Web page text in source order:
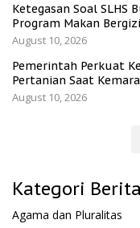
Ketegasan Soal
Program Makan
August 10, 2026
Pemerintah Perkuat
Pertanian Saat
August 10, 2026
Kategori Berita
Agama dan Pluralitas